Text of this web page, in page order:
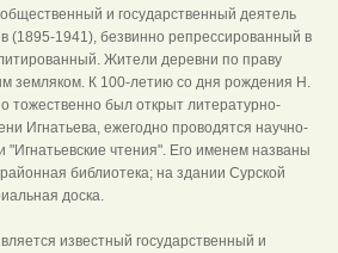
и государственный деятель
(1895-1941), безвинно репрессированный в
Жители деревни по праву
земляком. К 100-летию со дня рождения Н.
тожественно был открыт литературно-
Игнатьева, ежегодно проводятся научно-
"Игнатьевские чтения". Его именем названы
библиотека; на здании Сурской
доска.
известный государственный и